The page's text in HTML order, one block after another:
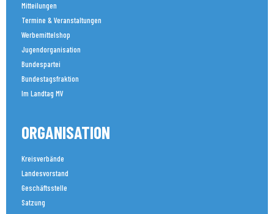
Mitteilungen
Termine & Veranstaltungen
Werbemittelshop
Jugendorganisation
Bundespartei
Bundestagsfraktion
Im Landtag MV
ORGANISATION
Kreisverbände
Landesvorstand
Geschäftsstelle
Satzung